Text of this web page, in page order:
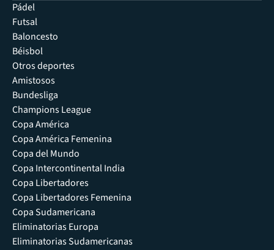
Pádel
Futsal
Baloncesto
Béisbol
Otros deportes
Amistosos
Bundesliga
Champions League
Copa América
Copa América Femenina
Copa del Mundo
Copa Intercontinental India
Copa Libertadores
Copa Libertadores Femenina
Copa Sudamericana
Eliminatorias Europa
Eliminatorias Sudamericanas